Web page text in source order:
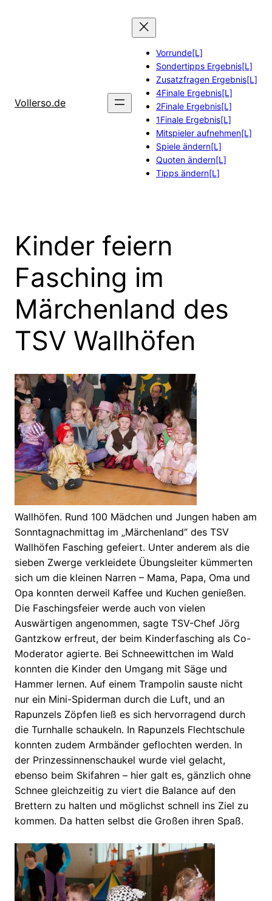
Vollerso.de
Vorrunde[L]
Sondertipps Ergebnis[L]
Zusatzfragen Ergebnis[L]
4Finale Ergebnis[L]
2Finale Ergebnis[L]
1Finale Ergebnis[L]
Mitspieler aufnehmen[L]
Spiele ändern[L]
Quoten ändern[L]
Tipps ändern[L]
Kinder feiern
Fasching im
Märchenland des
TSV Wallhöfen
Wallhöfen. Rund 100 Mädchen und Jungen haben am
Sonntagnachmittag im „Märchenland“ des TSV
Wallhöfen Fasching gefeiert. Unter anderem als die
sieben Zwerge verkleidete Übungsleiter kümmerten
sich um die kleinen Narren – Mama, Papa, Oma und
Opa konnten derweil Kaffee und Kuchen genießen.
Die Faschingsfeier werde auch von vielen
Auswärtigen angenommen, sagte TSV-Chef Jörg
Gantzkow erfreut, der beim Kinderfasching als Co-
Moderator agierte. Bei Schneewittchen im Wald
konnten die Kinder den Umgang mit Säge und
Hammer lernen. Auf einem Trampolin sauste nicht
nur ein Mini-Spiderman durch die Luft, und an
Rapunzels Zöpfen ließ es sich hervorragend durch
die Turnhalle schaukeln. In Rapunzels Flechtschule
konnten zudem Armbänder geflochten werden. In
der Prinzessinnenschaukel wurde viel gelacht,
ebenso beim Skifahren – hier galt es, gänzlich ohne
Schnee gleichzeitig zu viert die Balance auf den
Brettern zu halten und möglichst schnell ins Ziel zu
kommen. Da hatten selbst die Großen ihren Spaß.